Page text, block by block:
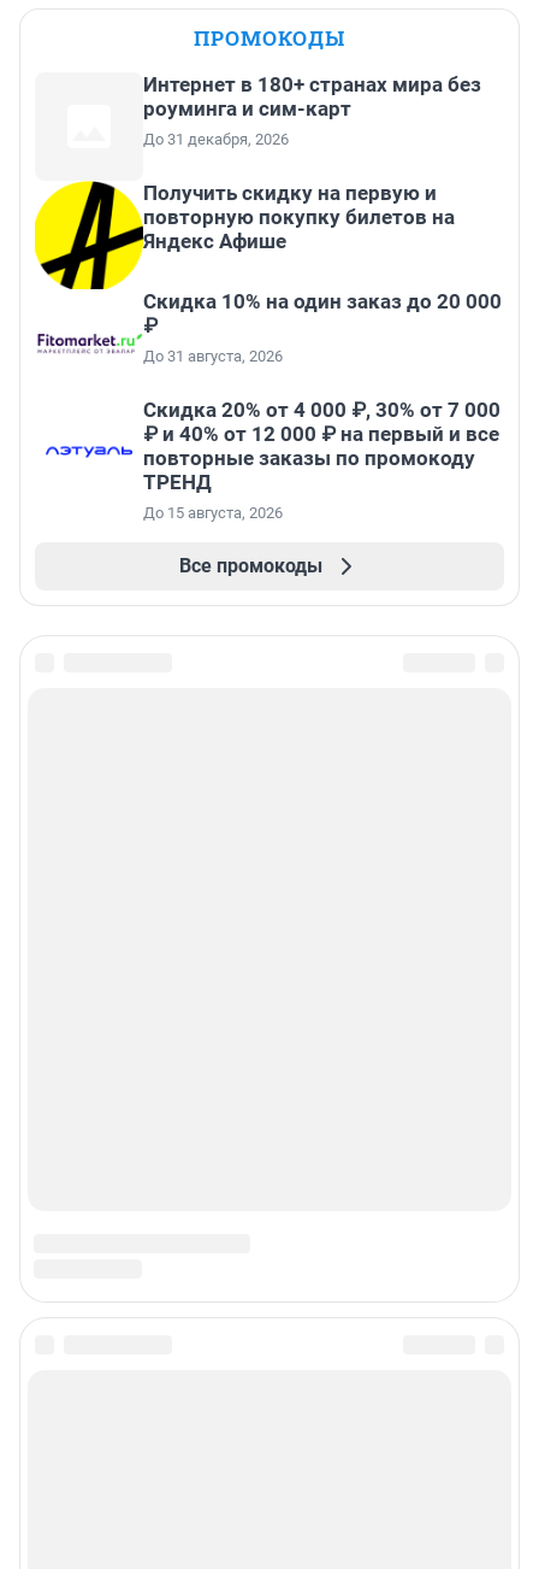
ПРОМОКОДЫ
Интернет в 180+ странах мира без
роуминга и сим-карт
До 31 декабря, 2026
Получить скидку на первую и
повторную покупку билетов на
Яндекс Афише
Скидка 10% на один заказ до 20 000
₽
До 31 августа, 2026
Скидка 20% от 4 000 ₽, 30% от 7 000
₽ и 40% от 12 000 ₽ на первый и все
повторные заказы по промокоду
ТРЕНД
До 15 августа, 2026
Все промокоды